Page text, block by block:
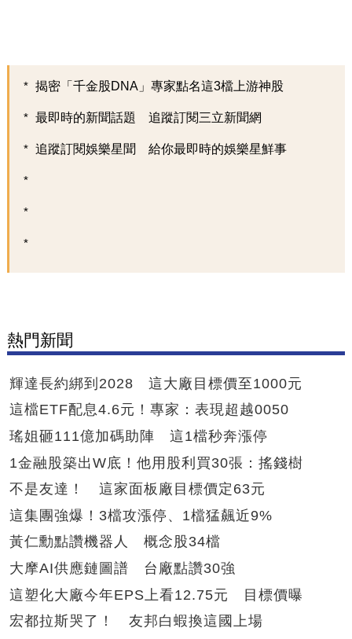
揭密「千金股DNA」專家點名這3檔上游神股
最即時的新聞話題 追蹤訂閱三立新聞網
追蹤訂閱娛樂星聞 給你最即時的娛樂星鮮事
熱門新聞
輝達長約綁到2028 這大廠目標價至1000元
這檔ETF配息4.6元！專家：表現超越0050
瑤姐砸111億加碼助陣 這1檔秒奔漲停
1金融股築出W底！他用股利買30張：搖錢樹
不是友達！ 這家面板廠目標價定63元
這集團強爆！3檔攻漲停、1檔猛飆近9%
黃仁勳點讚機器人 概念股34檔
大摩AI供應鏈圖譜 台廠點讚30強
這塑化大廠今年EPS上看12.75元 目標價曝
宏都拉斯哭了！ 友邦白蝦換這國上場